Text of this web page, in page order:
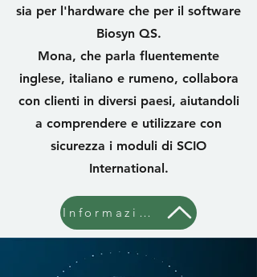
sia per l'hardware che per il software
Biosyn QS.
Mona, che parla fluentemente
inglese, italiano e rumeno, collabora
con clienti in diversi paesi, aiutandoli
a comprendere e utilizzare con
sicurezza i moduli di SCIO
International.
Informazioni su Mona Staicu